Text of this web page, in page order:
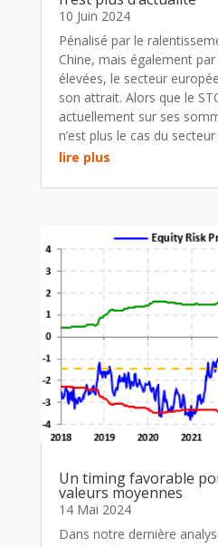
10 Juin 2024
Pénalisé par le
Chine, mais également
élevées, le secteur
son attrait. Alors que le
actuellement sur ses
n’est plus le cas du secteur
lire plus
Un timing favorable
valeurs moyennes
14 Mai 2024
Dans notre dernière